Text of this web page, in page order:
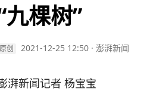
九棵树”
原创 2021-12-25 12:50 · 澎湃新闻
湃新闻记者 杨宝宝